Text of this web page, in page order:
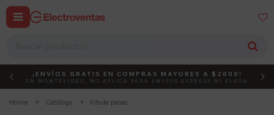
 
DEBUT ACTIVÁ EL CÓDIGO
¡ENVÍOS GRATIS EN COMPRAS MAYORES A $2000!
EN MONTEVIDEO, NO APLICA PARA ENVÍOS EXPRESS NI FLASH
Home Catálogo Kits de pesas